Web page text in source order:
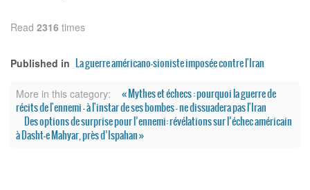
Read 2316 times
Published in La guerre américano-sioniste imposée contre l'Iran
More in this category:
« Mythes et échecs : pourquoi la guerre de
récits de l'ennemi – à l'instar de ses bombes – ne dissuadera pas l'Iran
Des options de surprise pour l’ennemi: révélations sur l’échec américain
à Dasht‑e Mahyar, près d’Ispahan »